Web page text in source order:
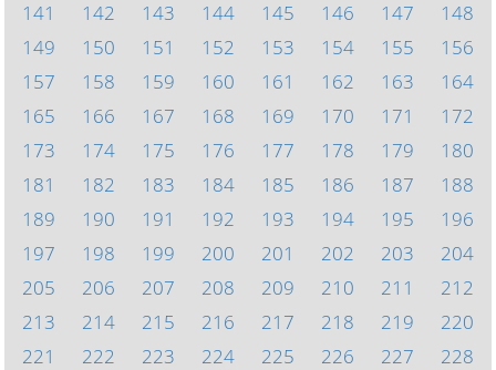
141
142 143 144 145 146 147
148
149
150 151 152 153 154 155
156
157
158 159 160 161 162 163
164
165
166 167 168 169 170 171
172
173
174 175 176 177 178 179
180
181
182 183 184 185 186 187
188
189
190 191 192 193 194 195
196
197
198 199 200 201 202 203
204
205
206 207 208 209 210 211
212
213
214 215 216 217 218 219
220
221
222 223 224 225 226 227
228